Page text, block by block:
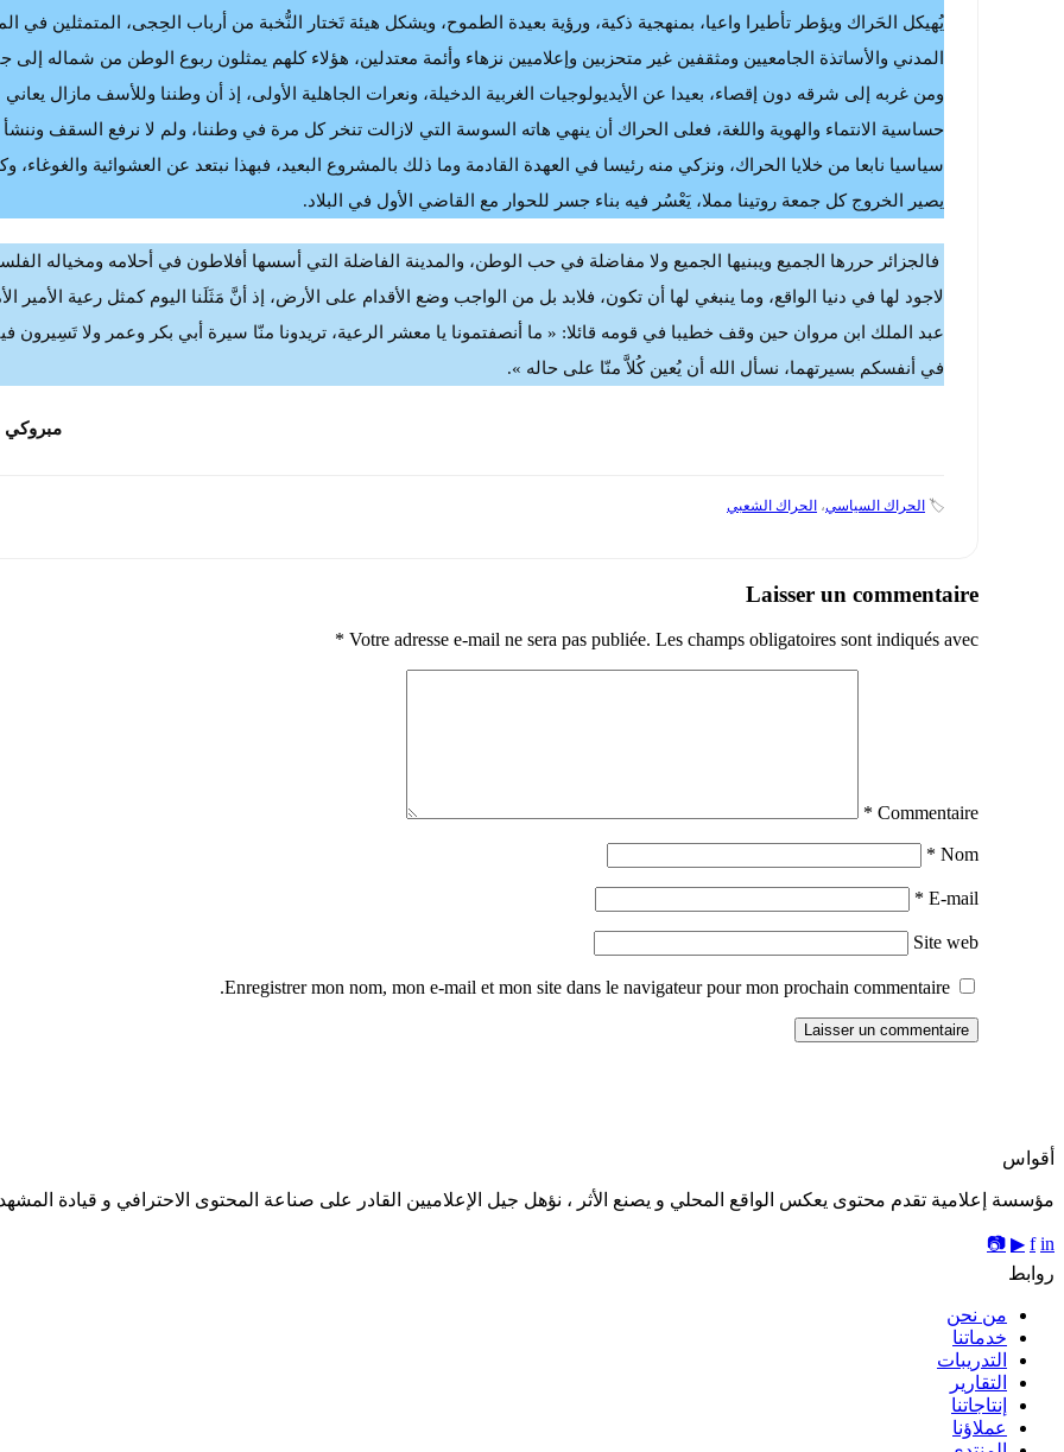
يُهيكل الحَراك ويؤطر تأطيرا واعيا، بمنهجية ذكية، ورؤية بعيدة الطموح، ويشكل هيئة تَختار النُّخبة من أرباب الحِجى، المتمثلين في
المدني والأساتذة الجامعيين ومثقفين غير متحزبين وإعلاميين نزهاء وأئمة معتدلين، هؤلاء كلهم يمثلون ربوع الوطن من شماله إلى
ومن غربه إلى شرقه دون إقصاء، بعيدا عن الأيديولوجيات الغربية الدخيلة، ونعرات الجاهلية الأولى، إذ أن وطننا وللأسف مازال يعاني
حساسية الانتماء والهوية واللغة، فعلى الحراك أن ينهي هاته السوسة التي لازالت تنخر كل مرة في وطننا، ولم لا نرفع السقف وننشأ
سياسيا نابعا من خلايا الحراك، ونزكي منه رئيسا في العهدة القادمة وما ذلك بالمشروع البعيد، فبهذا نبتعد عن العشوائية والغوغاء،
يصير الخروج كل جمعة روتينا مملا، يَعْسُر فيه بناء جسر للحوار مع القاضي الأول في البلاد.
فالجزائر حررها الجميع ويبنيها الجميع ولا مفاضلة في حب الوطن، والمدينة الفاضلة التي أسسها أفلاطون في أحلامه ومخياله
لاجود لها في دنيا الواقع، وما ينبغي لها أن تكون، فلابد بل من الواجب وضع الأقدام على الأرض، إذ أنَّ مَثَلَنا اليوم كمثل رعية الأمير
عبد الملك ابن مروان حين وقف خطيبا في قومه قائلا: « ما أنصفتمونا يا معشر الرعية، تريدونا منّا سيرة أبي بكر وعمر ولا تَسِيرون
في أنفسكم بسيرتهما، نسأل الله أن يُعين كُلاَّ منّا على حاله ».
🏷️ الحراك السياسي، الحراك الشعبي
Laisser un commentaire
Votre adresse e-mail ne sera pas publiée. Les champs obligatoires sont indiqués avec
*
Commentaire
*
Nom
*
E-mail
*
Site web
Enregistrer mon nom, mon e-mail et mon site dans le navigateur pour mon prochain commentaire.
أقواس
مؤسسة إعلامية تقدم محتوى يعكس الواقع المحلي و يصنع الأثر ، نؤهل جيل الإعلاميين القادر على صناعة المحتوى الاحترافي و قيادة
f in
▶
📷
روابط
من نحن
خدماتنا
التدريبات
التقارير
إنتاجاتنا
عملاؤنا